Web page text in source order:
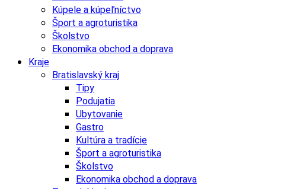
Kúpele a kúpeľníctvo
Šport a agroturistika
Školstvo
Ekonomika obchod a doprava
Kraje
Bratislavský kraj
Tipy
Podujatia
Ubytovanie
Gastro
Kultúra a tradície
Šport a agroturistika
Školstvo
Ekonomika obchod a doprava